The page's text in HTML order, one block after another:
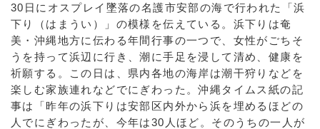
30日にオスプレイ墜落の名護市安部の海で行われた「浜
下り（はまうい）」の模様を伝えている。浜下りは奄
美・沖縄地方に伝わる年間行事の一つで、女性がごちそ
うを持って浜辺に行き、潮に手足を浸して清め、健康を
祈願する。この日は、県内各地の海岸は潮干狩りなどを
楽しむ家族連れなどでにぎわった。沖縄タイムス紙の記
事は「昨年の浜下りは安部区内外から浜を埋めるほどの
人でにぎわったが、今年は30人ほど。そのうちの一人が